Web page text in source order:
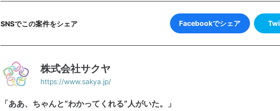
SNSでこの案件をシェア Facebookでシェア
株式会社サクヤ
https://www.sakya.jp/
「ああ、ちゃんと“わかってくれる”人がいた。」